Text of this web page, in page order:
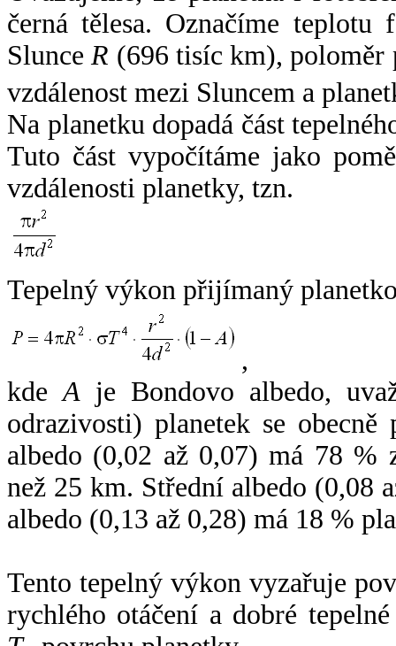
černá tělesa. Označíme
SlunceR (696 tisíc km),
vzdálenost mezi Sluncem a
Na planetku dopadá část
Tuto část vypočítáme jako
vzdálenosti planetky, tzn.
Tepelný výkon přijímaný
,
kdeA je Bondovo albedo,
odrazivosti) planetek se
albedo (0,02 až 0,07) má 78 %
než 25 km. Střední albedo (0,08
albedo (0,13 až 0,28) má 18 %
Tento tepelný výkon vyzařuje
rychlého otáčení a dobré